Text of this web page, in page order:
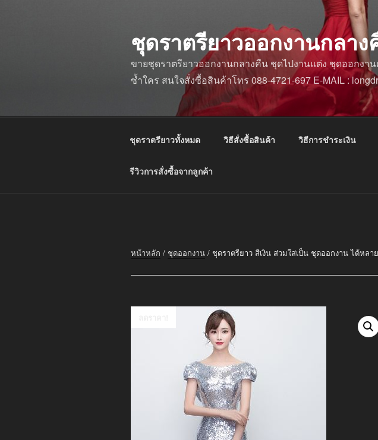
ชุดราตรียาวออกงานกลา
ขายชุดราตรียาวออกงานกลางคืน ชุดไปงานแต่ง ชุดออกงา
ซ้ำใคร สนใจสั่งซื้อสินค้าโทร 088-4721-697 E-MAIL :
ชุดราตรียาวทั้งหมด วิธีสั่งซื้อสินค้า วิธีการชำระเงิน
รีวิวการสั่งซื้อจากลูกค้า
หน้าหลัก / ชุดออกงาน / ชุดราตรียาว สีเงิน ส่วมใส่เป็น ชุดออกงาน ได้หลา